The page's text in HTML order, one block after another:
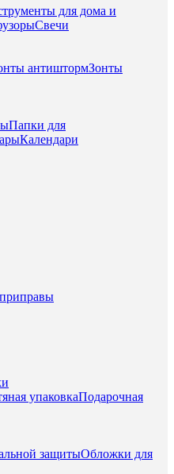
для дома и
Свечи
антиштормЗонты
Папки для
Календари
упаковкаПодарочная
защитыОбложки для